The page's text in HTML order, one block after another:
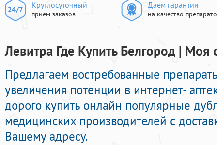
Круглосуточный
прием заказов
Даем гарантии
на качество
Левитра Где Купить Белгород | Моя
Предлагаем востребованные
увеличения потенции в интернет-
дорого купить онлайн популярные
медицинских производителей с
Вашему адресу.